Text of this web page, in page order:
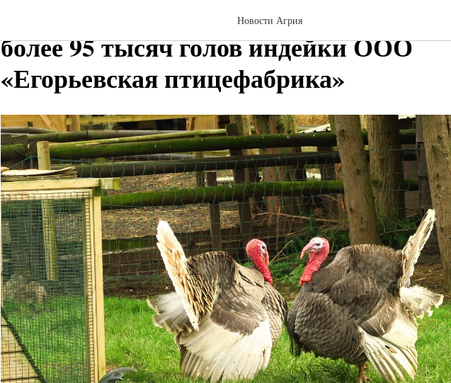
Новости Агрия
АО СК «РСХБ-Страхование»
более 95 тысяч голов индейки ООО
«Егорьевская птицефабрика»